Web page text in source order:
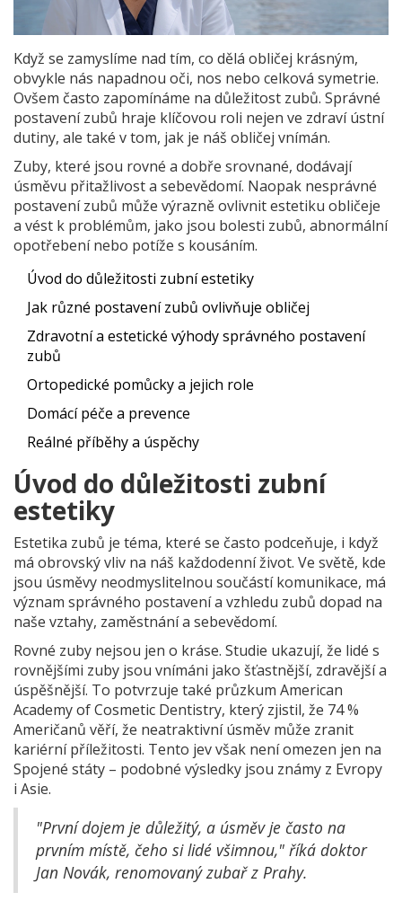
Když se zamyslíme nad tím, co dělá obličej krásným,
obvykle nás napadnou oči, nos nebo celková symetrie.
Ovšem často zapomínáme na důležitost zubů. Správné
postavení zubů hraje klíčovou roli nejen ve zdraví ústní
dutiny, ale také v tom, jak je náš obličej vnímán.
Zuby, které jsou rovné a dobře srovnané, dodávají
úsměvu přitažlivost a sebevědomí. Naopak nesprávné
postavení zubů může výrazně ovlivnit estetiku obličeje
a vést k problémům, jako jsou bolesti zubů, abnormální
opotřebení nebo potíže s kousáním.
Úvod do důležitosti zubní estetiky
Jak různé postavení zubů ovlivňuje obličej
Zdravotní a estetické výhody správného postavení
zubů
Ortopedické pomůcky a jejich role
Domácí péče a prevence
Reálné příběhy a úspěchy
Úvod do důležitosti zubní
estetiky
Estetika zubů je téma, které se často podceňuje, i když
má obrovský vliv na náš každodenní život. Ve světě, kde
jsou úsměvy neodmyslitelnou součástí komunikace, má
význam správného postavení a vzhledu zubů dopad na
naše vztahy, zaměstnání a sebevědomí.
Rovné zuby nejsou jen o kráse. Studie ukazují, že lidé s
rovnějšími zuby jsou vnímáni jako šťastnější, zdravější a
úspěšnější. To potvrzuje také průzkum American
Academy of Cosmetic Dentistry, který zjistil, že 74 %
Američanů věří, že neatraktivní úsměv může zranit
kariérní příležitosti. Tento jev však není omezen jen na
Spojené státy – podobné výsledky jsou známy z Evropy
i Asie.
"První dojem je důležitý, a úsměv je často na
prvním místě, čeho si lidé všimnou," říká doktor
Jan Novák, renomovaný zubař z Prahy.